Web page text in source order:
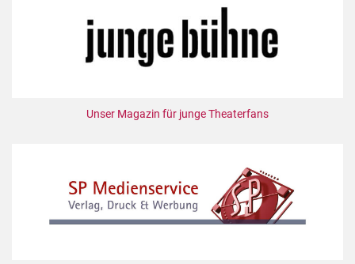
Unser Magazin für junge Theaterfans